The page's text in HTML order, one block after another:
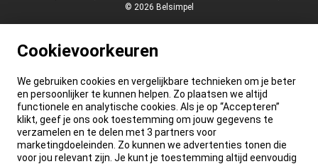
© 2026 Belsimpel
Cookievoorkeuren
We gebruiken cookies en vergelijkbare technieken om je beter
en persoonlijker te kunnen helpen. Zo plaatsen we altijd
functionele en analytische cookies. Als je op “Accepteren”
klikt, geef je ons ook toestemming om jouw gegevens te
verzamelen en te delen met 3 partners voor
marketingdoeleinden. Zo kunnen we advertenties tonen die
voor jou relevant zijn. Je kunt je toestemming altijd eenvoudig